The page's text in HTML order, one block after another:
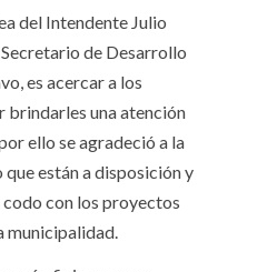
del Intendente Julio
de Desarrollo
es acercar a los
brindarles una atención
ello se agradeció a la
están a disposición y
con los proyectos
municipalidad.